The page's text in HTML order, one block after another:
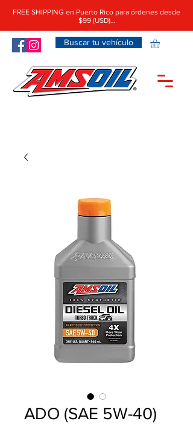
Buscar tu vehículo
FREE SHIPPING en Puerto Rico para órdenes desde
$99 (USD)…
ADO (SAE 5W-40)